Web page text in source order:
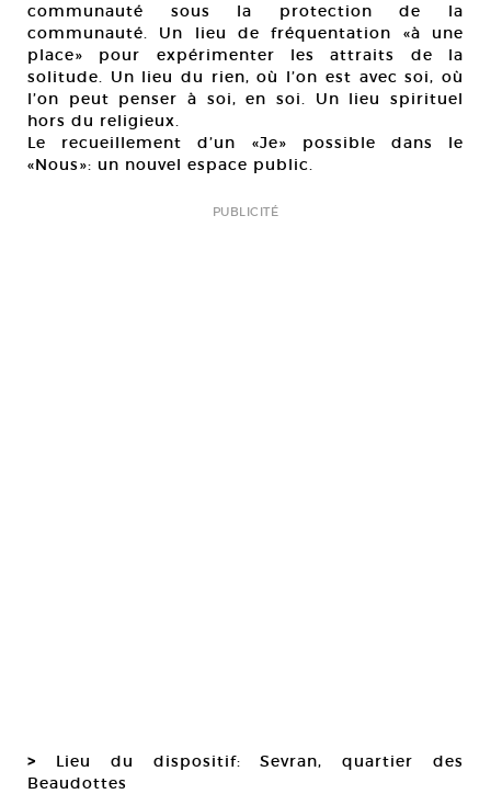
communauté sous la protection de la
communauté. Un lieu de fréquentation «à une
place» pour expérimenter les attraits de la
solitude. Un lieu du rien, où l’on est avec soi, où
l’on peut penser à soi, en soi. Un lieu spirituel
hors du religieux.
Le recueillement d’un «Je» possible dans le
«Nous»: un nouvel espace public.
PUBLICITÉ
> Lieu du dispositif: Sevran, quartier des
Beaudottes